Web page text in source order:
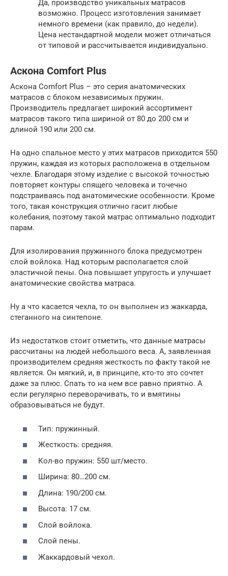
Да, производство уникальных матрасов
возможно. Процесс изготовления занимает
немного времени (как правило, до недели).
Цена нестандартной модели может отличаться
от типовой и рассчитывается индивидуально.
Аскона Comfort Plus
Аскона Comfort Plus – это серия анатомических
матрасов с блоком независимых пружин.
Производитель предлагает широкий ассортимент
матрасов такого типа шириной от 80 до 200 см и
длиной 190 или 200 см.
На одно спальное место у этих матрасов приходится 550
пружин, каждая из которых расположена в отдельном
чехле. Благодаря этому изделие с высокой точностью
повторяет контуры спящего человека и точечно
подстраиваясь под анатомические особенности. Кроме
того, такая конструкция отлично гасит любые
колебания, поэтому такой матрас оптимально подходит
парам.
Для изолирования пружинного блока предусмотрен
слой войлока. Над которым располагается слой
эластичной пены. Она повышает упругость и улучшает
анатомические свойства матраса.
Ну а что касается чехла, то он выполнен из жаккарда,
стеганного на синтепоне.
Из недостатков стоит отметить, что данные матрасы
рассчитаны на людей небольшого веса. А, заявленная
производителем средняя жесткость по факту такой не
является. Он мягкий, и, в принципе, кто-то это сочтет
даже за плюс. Спать то на нем все равно приятно. А
если регулярно переворачивать, то и вмятины
образовываться не будут.
Тип: пружинный.
Жесткость: средняя.
Кол-во пружин: 550 шт/место.
Ширина: 80…200 см.
Длина: 190/200 см.
Высота: 17 см.
Слой войлока.
Слой пены.
Жаккардовый чехол.